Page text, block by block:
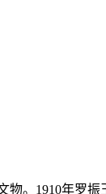
。1910年罗振